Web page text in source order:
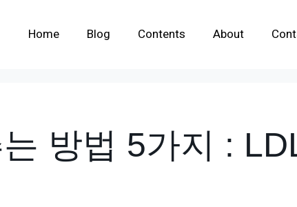
Home Blog Contents About
방법 5가지 :